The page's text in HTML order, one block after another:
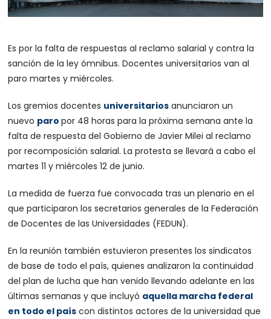
Es por la falta de respuestas al reclamo salarial y contra la
sanción de la ley ómnibus. Docentes universitarios van al
paro martes y miércoles.
Los gremios docentes universitarios anunciaron un
nuevo paropor 48 horas para la próxima semana ante la
falta de respuesta del Gobierno de Javier Milei al reclamo
por recomposición salarial. La protesta se llevará a cabo el
martes 11 y miércoles 12 de junio.
La medida de fuerza fue convocada tras un plenario en el
que participaron los secretarios generales de la Federación
de Docentes de las Universidades (FEDUN).
En la reunión también estuvieron presentes los sindicatos
de base de todo el país, quienes analizaron la continuidad
del plan de lucha que han venido llevando adelante en las
últimas semanas y que incluyó aquella marcha federal
en todo el país con distintos actores de la universidad que